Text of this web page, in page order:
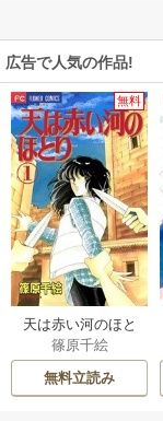
広告で人気の作品!
無料
天は赤い河のほと
り
篠原千絵
無料立読み